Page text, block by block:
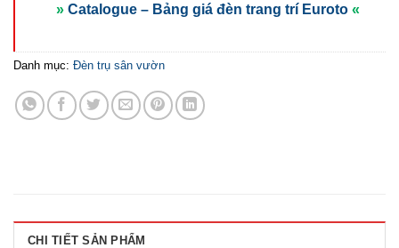
» Catalogue – Bảng giá đèn trang trí Euroto «
Danh mục: Đèn trụ sân vườn
CHI TIẾT SẢN PHẨM